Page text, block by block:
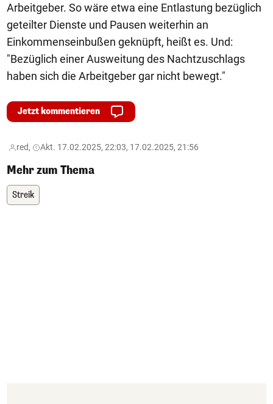
Arbeitgeber. So wäre etwa eine Entlastung bezüglich
geteilter Dienste und Pausen weiterhin an
Einkommenseinbußen geknüpft, heißt es. Und:
"Bezüglich einer Ausweitung des Nachtzuschlags
haben sich die Arbeitgeber gar nicht bewegt."
Jetzt kommentieren
red, Akt. 17.02.2025, 22:03, 17.02.2025, 21:56
Mehr zum Thema
Streik